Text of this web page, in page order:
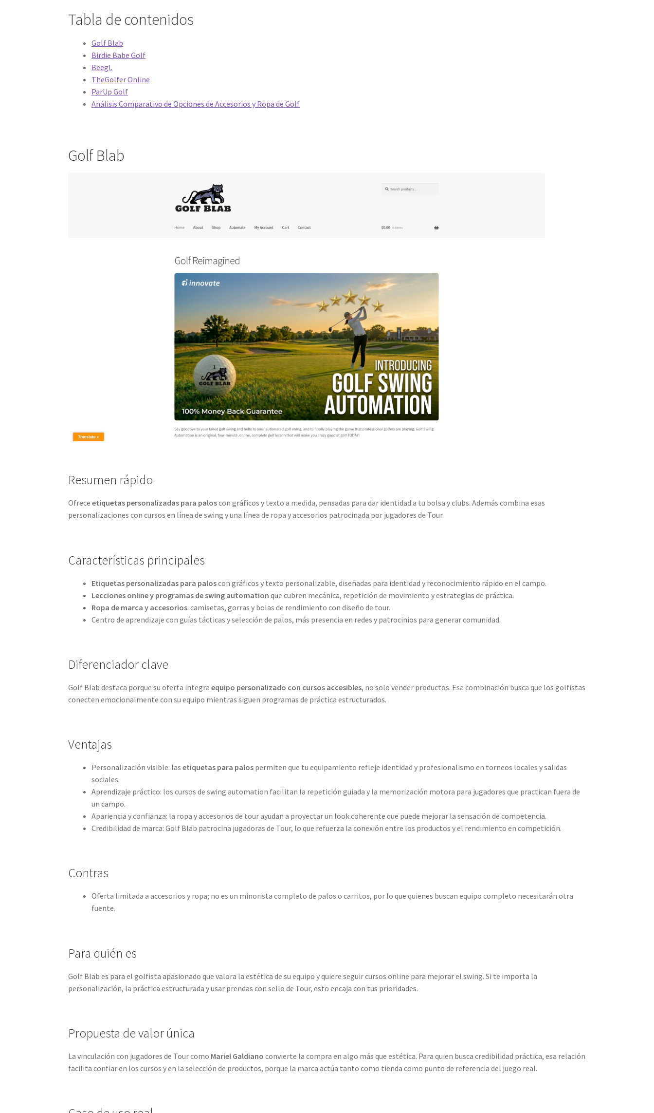
Tabla de contenidos
Golf Blab
Birdie Babe Golf
Beegl.
TheGolfer Online
ParUp Golf
Análisis Comparativo de Opciones de Accesorios y Ropa de Golf
Golf Blab
Resumen rápido
Ofreceetiquetas personalizadas para paloscon gráficos y texto a medida, pensadas para dar identidad a tu bolsa y clubs. Además combina esas
personalizaciones con cursos en línea de swing y una línea de ropa y accesorios patrocinada por jugadores de Tour.
Características principales
Etiquetas personalizadas para paloscon gráficos y texto personalizable, diseñadas para identidad y reconocimiento rápido en el campo.
Lecciones online y programas de swing automation que cubren mecánica, repetición de movimiento y estrategias de práctica.
Ropa de marca y accesorios: camisetas, gorras y bolas de rendimiento con diseño de tour.
Centro de aprendizaje con guías tácticas y selección de palos, más presencia en redes y patrocinios para generar comunidad.
Diferenciador clave
Golf Blab destaca porque su oferta integraequipo personalizado con cursos accesibles, no solo vender productos. Esa combinación busca que los golfistas
conecten emocionalmente con su equipo mientras siguen programas de práctica estructurados.
Ventajas
Personalización visible: lasetiquetas para palos permiten que tu equipamiento refleje identidad y profesionalismo en torneos locales y salidas
sociales.
Aprendizaje práctico: los cursos de swing automation facilitan la repetición guiada y la memorización motora para jugadores que practican fuera de
un campo.
Apariencia y confianza: la ropa y accesorios de tour ayudan a proyectar un look coherente que puede mejorar la sensación de competencia.
Credibilidad de marca: Golf Blab patrocina jugadoras de Tour, lo que refuerza la conexión entre los productos y el rendimiento en competición.
Contras
Oferta limitada a accesorios y ropa; no es un minorista completo de palos o carritos, por lo que quienes buscan equipo completo necesitarán otra
fuente.
Para quién es
Golf Blab es para el golfista apasionado que valora la estética de su equipo y quiere seguir cursos online para mejorar el swing. Si te importa la
personalización, la práctica estructurada y usar prendas con sello de Tour, esto encaja con tus prioridades.
Propuesta de valor única
La vinculación con jugadores de Tour como Mariel Galdiano convierte la compra en algo más que estética. Para quien busca credibilidad práctica, esa relación
facilita confiar en los cursos y en la selección de productos, porque la marca actúa tanto como tienda como punto de referencia del juego real.